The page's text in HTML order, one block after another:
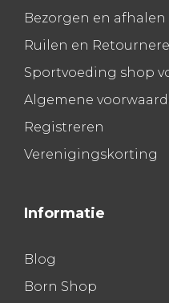
Bezorgen en afhalen
Ruilen en
Sportvoeding shop
Algemene
Registreren
Verenigingskorting
Informatie
Blog
Born Shop